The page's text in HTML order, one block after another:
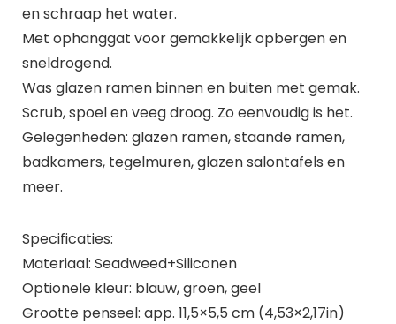
en schraap het water.
Met ophanggat voor gemakkelijk opbergen en
sneldrogend.
Was glazen ramen binnen en buiten met gemak.
Scrub, spoel en veeg droog. Zo eenvoudig is het.
Gelegenheden: glazen ramen, staande ramen,
badkamers, tegelmuren, glazen salontafels en
meer.
Specificaties:
Materiaal: Seadweed+Siliconen
Optionele kleur: blauw, groen, geel
Grootte penseel: app. 11,5×5,5 cm (4,53×2,17in)